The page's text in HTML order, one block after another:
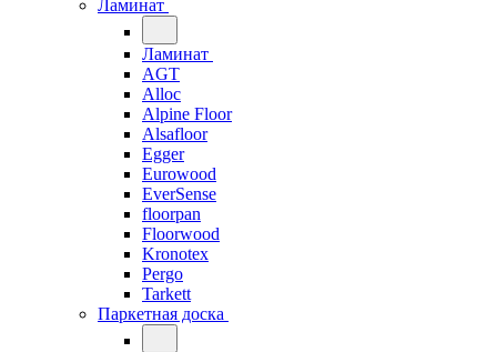
Ламинат
Ламинат
AGT
Alloc
Alpine Floor
Alsafloor
Egger
Eurowood
EverSense
floorpan
Floorwood
Kronotex
Pergo
Tarkett
Паркетная доска